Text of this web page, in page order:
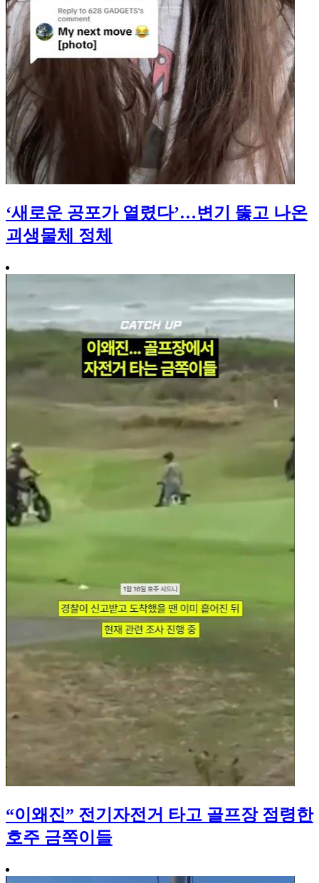
‘새로운 공포가 열렸다’…변기 뚫고 나온
괴생물체 정체
“이왜진” 전기자전거 타고 골프장 점령한
호주 금쪽이들